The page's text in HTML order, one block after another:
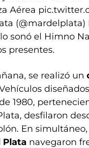
Aérea
(@mardelplata)
sonó el Himno
presentes.
se realizó un
1980,
desfilaron
En simultáneo,
Plata navegaron